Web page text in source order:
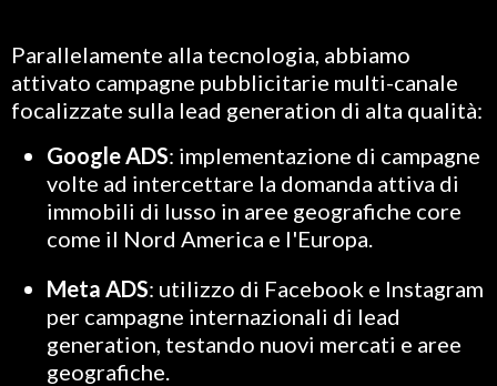
Parallelamente alla tecnologia, abbiamo
attivato campagne pubblicitarie multi-canale
focalizzate sulla lead generation di alta qualità:
Google ADS: implementazione di campagne
volte ad intercettare la domanda attiva di
immobili di lusso in aree geografiche core
come il Nord America e l'Europa.
Meta ADS: utilizzo di Facebook e Instagram
per campagne internazionali di lead
generation, testando nuovi mercati e aree
geografiche.